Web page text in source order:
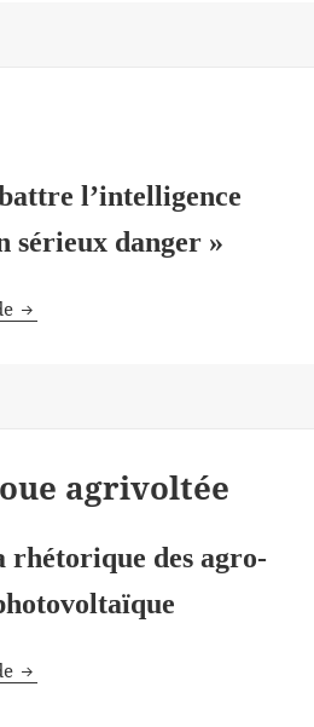
l’intelligence
sérieux danger »
ChatGPT
agrivoltée
rhétorique des agro-
Dans la gadoue agrivoltée